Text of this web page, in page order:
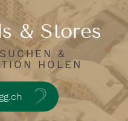
& Stores
&
HOLEN